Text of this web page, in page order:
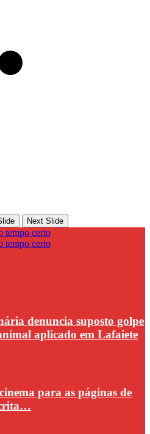
Next Slide
denuncia suposto golpe
aplicado em Lafaiete
para as páginas de